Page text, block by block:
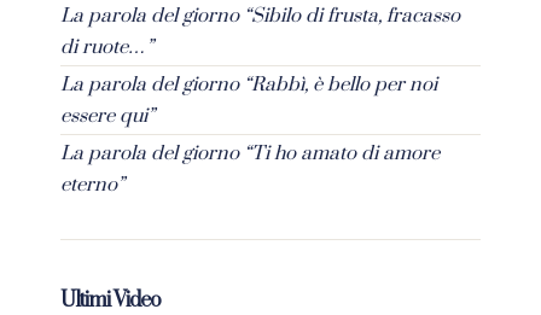
La parola del giorno “Sibilo di frusta, fracasso
di ruote…”
La parola del giorno “Rabbì, è bello per noi
essere qui”
La parola del giorno “Ti ho amato di amore
eterno”
Ultimi Video